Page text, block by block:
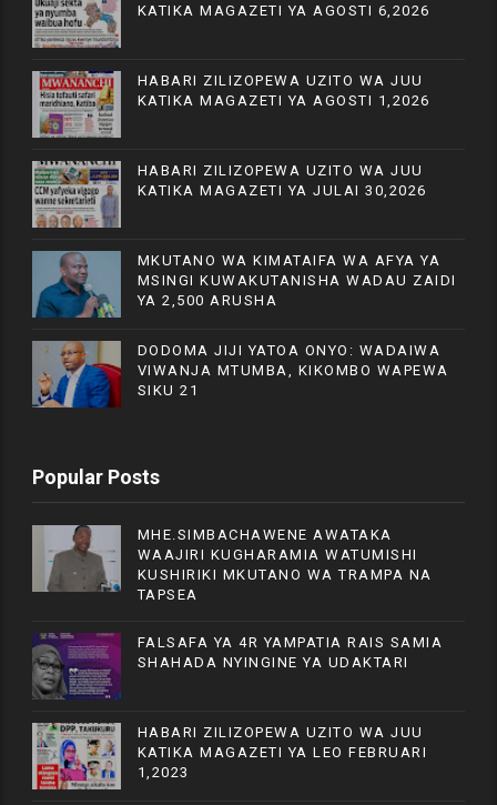
KATIKA MAGAZETI YA AGOSTI 6,2026
HABARI ZILIZOPEWA UZITO WA JUU
KATIKA MAGAZETI YA AGOSTI 1,2026
HABARI ZILIZOPEWA UZITO WA JUU
KATIKA MAGAZETI YA JULAI 30,2026
MKUTANO WA KIMATAIFA WA AFYA YA
MSINGI KUWAKUTANISHA WADAU ZAIDI
YA 2,500 ARUSHA
DODOMA JIJI YATOA ONYO: WADAIWA
VIWANJA MTUMBA, KIKOMBO WAPEWA
SIKU 21
Popular Posts
MHE.SIMBACHAWENE AWATAKA
WAAJIRI KUGHARAMIA WATUMISHI
KUSHIRIKI MKUTANO WA TRAMPA NA
TAPSEA
FALSAFA YA 4R YAMPATIA RAIS SAMIA
SHAHADA NYINGINE YA UDAKTARI
HABARI ZILIZOPEWA UZITO WA JUU
KATIKA MAGAZETI YA LEO FEBRUARI
1,2023